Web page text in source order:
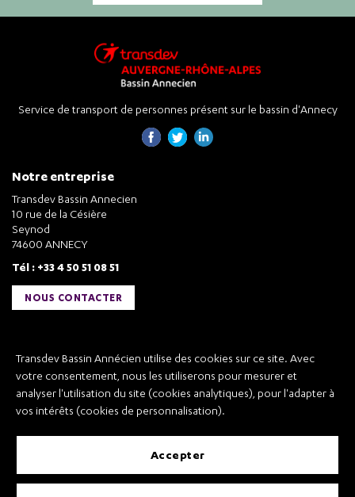
Transdev Bassin Annécien utilise des cookies sur ce site. Avec
votre consentement, nous les utiliserons pour mesurer et
analyser l'utilisation du site (cookies analytiques), pour l'adapter à
vos intérêts (cookies de personnalisation).
accepter
Service de transport de personnes présent sur le bassin d'Annecy
Notre entreprise
Transdev Bassin Annecien
10 rue de la Césière
Seynod
74600 ANNECY
Tél : +33 4 50 51 08 51
NOUS CONTACTER
Transdev Bassin Annécien
Recrutement